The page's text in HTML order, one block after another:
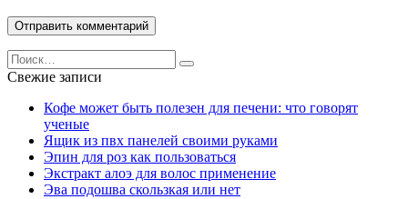
Search
for:
Свежие записи
Кофе может быть полезен для печени: что говорят
ученые
Ящик из пвх панелей своими руками
Эпин для роз как пользоваться
Экстракт алоэ для волос применение
Эва подошва скользкая или нет